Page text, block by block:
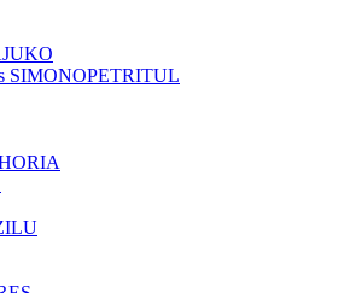
SIMONOPETRITUL